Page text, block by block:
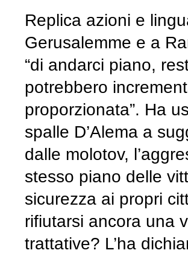
Replica azioni e
Gerusalemme e a
“di andarci piano,
potrebbero
proporzionata”. Ha
spalle D’Alema a
dalle molotov,
stesso piano delle
sicurezza ai propri
rifiutarsi ancora una
trattative? L’ha